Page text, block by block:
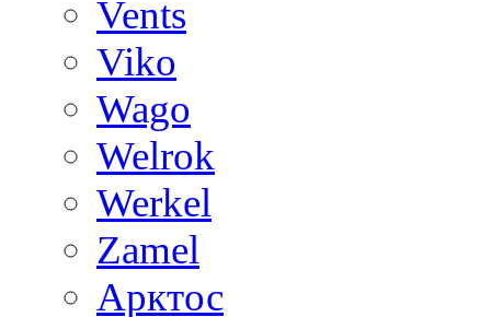
Vents
Viko
Wago
Welrok
Werkel
Zamel
Арктос